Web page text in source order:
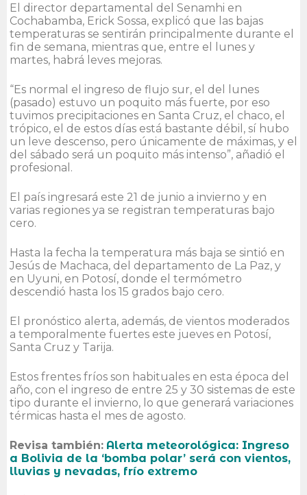
El director departamental del Senamhi en
Cochabamba, Erick Sossa, explicó que las bajas
temperaturas se sentirán principalmente durante el
fin de semana, mientras que, entre el lunes y
martes, habrá leves mejoras.
“Es normal el ingreso de flujo sur, el del lunes
(pasado) estuvo un poquito más fuerte, por eso
tuvimos precipitaciones en Santa Cruz, el chaco, el
trópico, el de estos días está bastante débil, sí hubo
un leve descenso, pero únicamente de máximas, y el
del sábado será un poquito más intenso”, añadió el
profesional.
El país ingresará este 21 de junio a invierno y en
varias regiones ya se registran temperaturas bajo
cero.
Hasta la fecha la temperatura más baja se sintió en
Jesús de Machaca, del departamento de La Paz, y
en Uyuni, en Potosí, donde el termómetro
descendió hasta los 15 grados bajo cero.
El pronóstico alerta, además, de vientos moderados
a temporalmente fuertes este jueves en Potosí,
Santa Cruz y Tarija.
Estos frentes fríos son habituales en esta época del
año, con el ingreso de entre 25 y 30 sistemas de este
tipo durante el invierno, lo que generará variaciones
térmicas hasta el mes de agosto.
Revisa también: Alerta meteorológica: Ingreso
a Bolivia de la ‘bomba polar’ será con vientos,
lluvias y nevadas, frío extremo